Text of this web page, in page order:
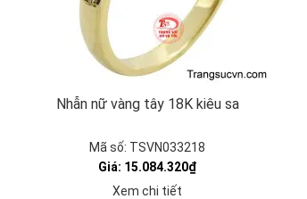
Nhẫn nữ vàng tây 18K kiêu sa
Mã số: TSVN033218
Giá: 15.084.320₫
Xem chi tiết